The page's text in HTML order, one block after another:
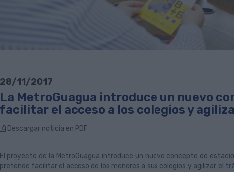
28/11/2017
La MetroGuagua introduce un nuevo
facilitar el acceso a los colegios y
Descargar noticia en PDF
El proyecto de la MetroGuagua introduce un nuevo concepto de
pretende facilitar el acceso de los menores a sus colegios y agilizar el